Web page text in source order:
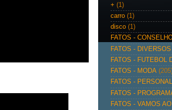
+ (1)
carro (1)
disco (1)
FATOS -
FATOS - DIVERSOS
FATOS - FUTEBOL
FATOS - MODA
FATOS -
FATOS -
FATOS - VAMOS